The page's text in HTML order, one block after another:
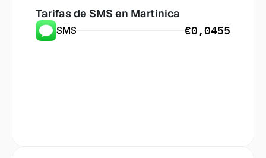
Tarifas de SMS en Martinica
SMS €0,0455